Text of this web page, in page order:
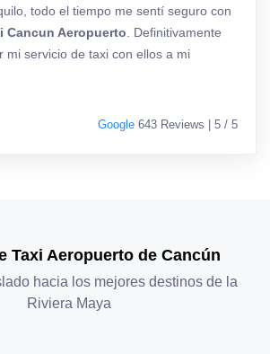
todo el tiempo me sentí seguro con
Cancun Aeropuerto. Definitivamente
mi servicio de taxi con ellos a mi
Google 643 Reviews | 5 / 5
Taxi Aeropuerto de Cancún
hacia los mejores destinos de la
Riviera Maya